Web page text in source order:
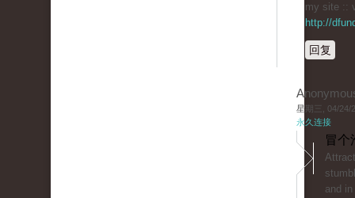
my site ::
http://
回复
星期三, 04/24/
永久连接
冒个
and